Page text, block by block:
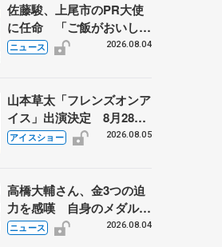
佐藤駿、上尾市のPR大使
に任命 「ご飯がおいし
く、住みやすいのが魅力」
ニュース 2026.08.04
山本草太「フレンズオンア
イス」出演決定 8月28日
（金）2公演のみ 荒川静
アイスショー 2026.08.05
高橋大輔さん、金3つの迫
力を感嘆 自身のメダルは
「どちらに？」 〝リス兄
ニュース 2026.08.04